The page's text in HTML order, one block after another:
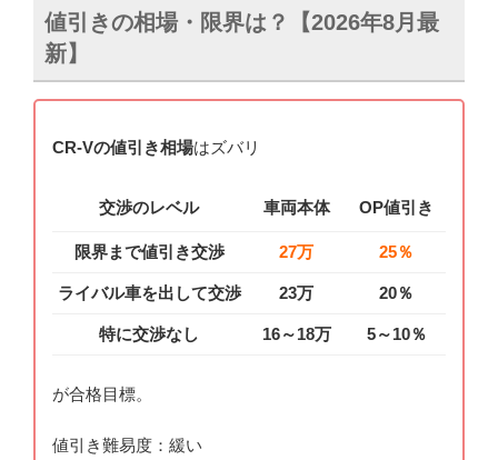
値引きの相場・限界は？【2026年8月最
新】
CR-Vの値引き相場はズバリ
交渉のレベル 車両本体 OP値引き
限界まで値引き交渉 27万 25％
ライバル車を出して交渉 23万 20％
特に交渉なし 16～18万 5～10％
が合格目標。
値引き難易度：緩い